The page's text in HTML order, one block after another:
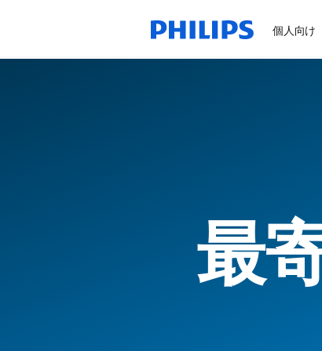
個人向け
最